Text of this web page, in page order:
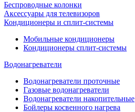
Беспроводные колонки
Аксессуары для телевизоров
Кондиционеры и сплит-системы
Мобильные кондиционеры
Кондиционеры сплит-системы
Водонагреватели
Водонагреватели проточные
Газовые водонагреватели
Водонагреватели накопительные
Бойлеры косвенного нагрева